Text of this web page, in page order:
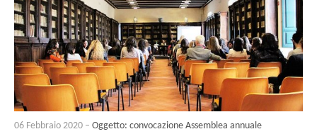
06 Febbraio 2020 – Oggetto: convocazione Assemblea annuale